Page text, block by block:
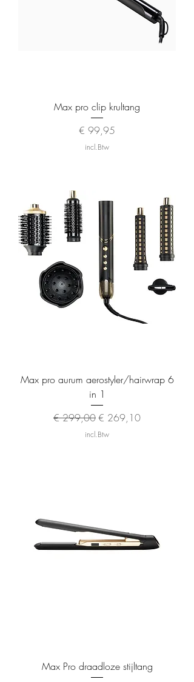
Max pro clip krultang
Prijs
€ 99,95
incl.Btw
Max pro aurum aerostyler/hairwrap 6
in 1
Normale prijs
€ 299,00Verkoopprijs
€ 269,10
incl.Btw
Max Pro draadloze stijltang